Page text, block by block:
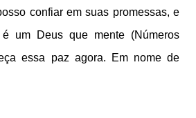
confiar em suas promessas, e
um Deus que mente (Números
essa paz agora. Em nome de